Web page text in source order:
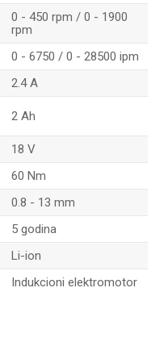
0 - 450 rpm / 0 - 1900
rpm
0 - 6750 / 0 - 28500 ipm
2.4 A
2 Ah
18 V
60 Nm
0.8 - 13 mm
5 godina
Li-ion
Indukcioni elektromotor